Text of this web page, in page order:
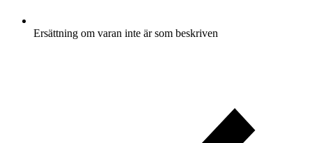
Ersättning om varan inte är som beskriven